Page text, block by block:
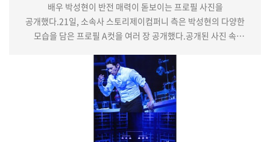
배우 박성현이 반전 매력이 돋보이는 프로필 사진을
공개했다.21일, 소속사 스토리제이컴퍼니 측은 박성현의 다양한
모습을 담은 프로필 A컷을 여러 장 공개했다.공개된 사진 속
그는 캐주얼한 스타일에 부드러운 미소를 더해 따뜻한 분위기를
자아내는가 하면 올블랙 슈트를 입고 짙은 눈빛으로 카메라를
응시, 절제된 카리스마를 선보이기도.이날 촬영장에서 박성현은
놀라운 집중력으로 완성도 높은 결과물을 만들어냈다. 그는 꼼꼼한
모니터링으로 디테일을 놓치지 않는 것은 물론 밝은 에너지…